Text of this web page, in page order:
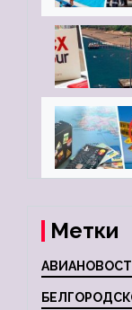
Метки